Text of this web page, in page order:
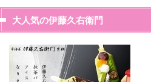
大人気の伊藤久右衛門